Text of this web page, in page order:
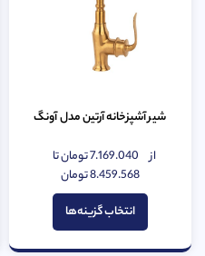
شیر آشپزخانه آرتین مدل آونگ
امتیاز
0
5
از 7.169.040تومانتا
8.459.568تومان
انتخاب گزینه‌ها